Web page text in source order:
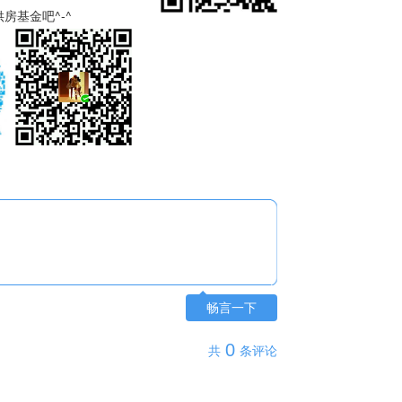
房基金吧^-^
畅言一下
共 0 条评论